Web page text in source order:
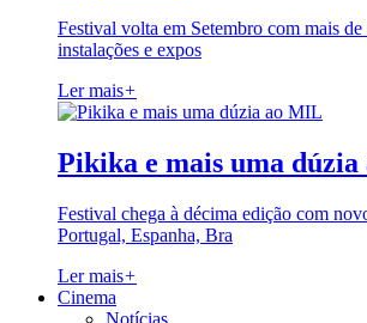
Festival volta em Setembro com mais de
instalações e expos
Ler mais+
Pikika e mais uma
Festival chega à décima edição com
Portugal, Espanha, Bra
Ler mais+
Cinema
Notícias